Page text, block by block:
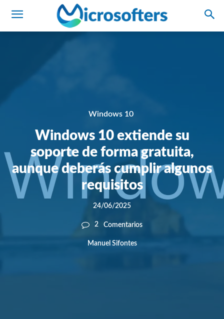
Windows 10
Windows 10 extiende su
soporte de forma gratuita,
aunque deberás cumplir algunos
requisitos
24/06/2025
2 Comentarios
Manuel Sifontes